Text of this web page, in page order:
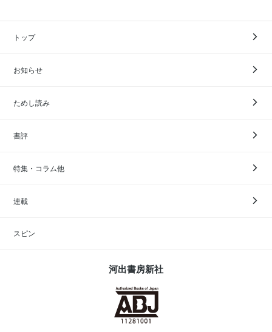
トップ
お知らせ
ためし読み
書評
特集・コラム他
連載
スピン
河出書房新社